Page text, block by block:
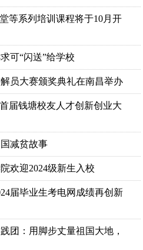
等系列培训课程将于10月开
可“闪送”给学校
员大赛颁奖典礼在南昌举办
届钱塘校友人才创新创业大
减贫故事
欢迎2024级新生入校
届毕业生考电网成绩再创新
团：用脚步丈量祖国大地，